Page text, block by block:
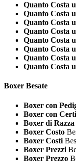
Quanto Costa
Quanto Costa
Quanto Costa
Quanto Costa
Quanto Costa
Quanto Costa
Quanto Costa
Quanto Costa
Boxer Besate
Boxer con
Boxer con
Boxer di Razza
Boxer Costo
Boxer Costi
Boxer Prezzi
Boxer Prezzo